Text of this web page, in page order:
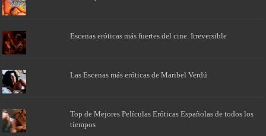
Escenas eróticas más fuertes del cine. Irreversible
Las Escenas más eróticas de Maribel Verdú
Top de Mejores Películas Eróticas Españolas de todos los
tiempos